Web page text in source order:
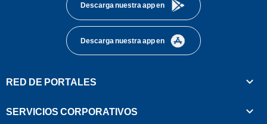
Descarga nuestra app en
Descarga nuestra app en
RED DE PORTALES
SERVICIOS CORPORATIVOS